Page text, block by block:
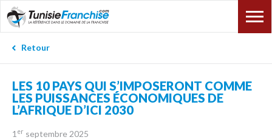
Retour
LES 10 PAYS QUI S’IMPOSERONT COMME
LES PUISSANCES ÉCONOMIQUES DE
L’AFRIQUE D’ICI 2030
1 er septembre 2025